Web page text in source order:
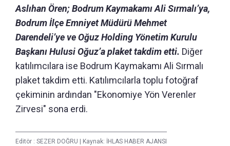
Aslıhan Ören; Bodrum Kaymakamı Ali Sırmalı’ya,
Bodrum İlçe Emniyet Müdürü Mehmet
Darendeli’ye ve Oğuz Holding Yönetim Kurulu
Başkanı Hulusi Oğuz’a plaket takdim etti. Diğer
katılımcılara ise Bodrum Kaymakamı Ali Sırmalı
plaket takdim etti. Katılımcılarla toplu fotoğraf
çekiminin ardından "Ekonomiye Yön Verenler
Zirvesi" sona erdi.
Editör : SEZER DOĞRU Kaynak: İHLAS HABER AJANSI